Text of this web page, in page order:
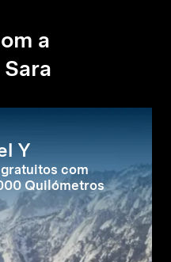
a
Y
com
Quilómetros